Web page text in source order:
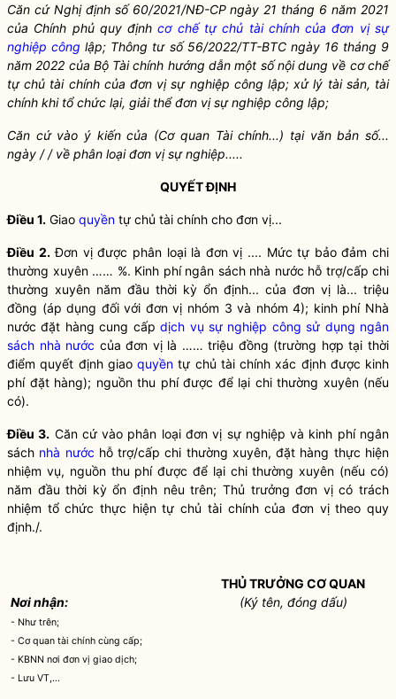
Căn cứ Nghị định số 60/2021/NĐ-CP ngày 21 tháng 6 năm 2021
của Chính phủ quy địnhcơ chế tự chủ tài chính của đơn vị sự
nghiệp công lập; Thông tư số 56/2022/TT-BTC ngày 16 tháng 9
năm 2022 của Bộ Tài chính hướng dẫn một số nội dung về cơ chế
tự chủ tài chính của đơn vị sự nghiệp công lập; xử lý tài sản, tài
chính khi tổ chức lại, giải thểđơn vị sự nghiệp công lập;
Căn cứ vào ý kiến của (Cơ quan Tài chính...) tại văn bản số...
ngày // về phân loại đơn vị sự nghiệp.....
QUYẾT ĐỊNH
Điều 1. Giao quyền tự chủ tài chính cho đơn vị...
Điều 2.Đơn vị được phân loại là đơn vị .... Mức tự bảo đảm chi
thường xuyên…… %. Kinh phí ngân sách nhà nước hỗ trợ/cấp chi
thường xuyên năm đầu thời kỳ ổn định... của đơn vị là... triệu
đồng (áp dụng đối với đơn vị nhóm 3 và nhóm 4); kinh phí Nhà
nước đặt hàng cung cấpdịch vụ sự nghiệp công sử dụng ngân
sách nhà nước của đơn vị là ……triệu đồng (trường hợp tại thời
điểm quyết định giao quyền tự chủ tài chính xác định được kinh
phí đặt hàng); nguồn thu phí được để lại chi thường xuyên (nếu
có).
Điều 3. Căn cứ vào phân loại đơn vị sự nghiệp và kinh phí ngân
sách nhà nước hỗ trợ/cấp chi thường xuyên, đặt hàng thực hiện
nhiệm vụ, nguồn thu phí được để lại chi thường xuyên (nếu có)
năm đầu thời kỳ ổn định nêu trên; Thủ trưởng đơn vị có trách
nhiệm tổ chức thực hiện tự chủ tài chính của đơn vị theo quy
định./.
Nơi nhận:
- Như trên;
- Cơ quan tài chính cùng cấp;
- KBNN nơi đơn vị giao dịch;
- Lưu VT,...
THỦ TRƯỞNG CƠ QUAN
(Ký tên, đóng dấu)